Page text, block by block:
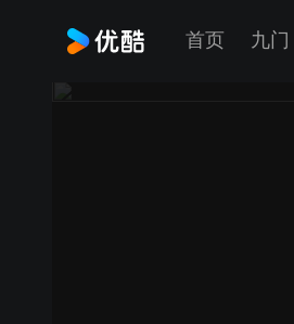
首页 九门